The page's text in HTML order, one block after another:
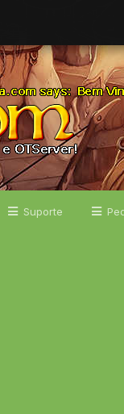
Suporte